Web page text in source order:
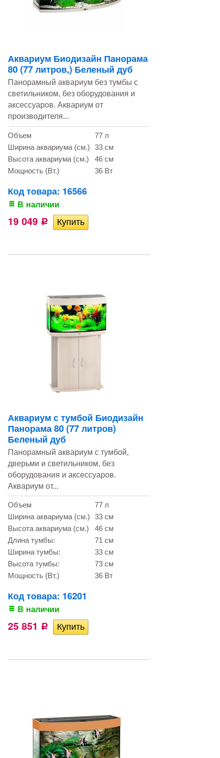
Аквариум Биодизайн Панорама
80 (77 литров,) Беленый дуб
Панорамный аквариум без тумбы с
светильником, без оборудования и
аксессуаров. Аквариум от
производителя...
Объем
77 л
Ширина аквариума (см.)
33 см
Высота аквариума (см.)
46 см
Мощность (Вт.)
36 Вт
Код товара: 16566
В наличии
19 049 Р
Аквариум с тумбой Биодизайн
Панорама 80 (77 литров)
Беленый дуб
Панорамный аквариум с тумбой,
дверьми и светильником, без
оборудования и аксессуаров.
Аквариум от...
Объем
77 л
Ширина аквариума (см.)
33 см
Высота аквариума (см.)
46 см
Длина тумбы:
71 см
Ширина тумбы:
33 см
Высота тумбы:
73 см
Мощность (Вт.)
36 Вт
Код товара: 16201
В наличии
25 851 Р